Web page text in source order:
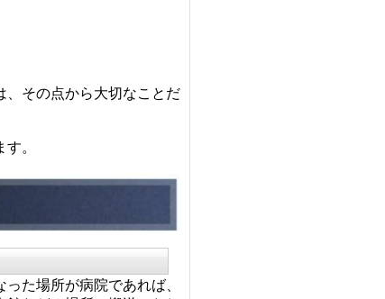
、その点から大切なことだ
。
た場所が病院であれば、